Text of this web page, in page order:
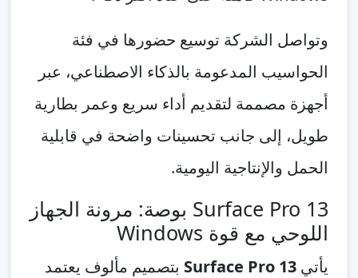
وتواصل الشركة توسيع حضورها في فئة
الحواسيب المدعومة بالذكاء الاصطناعي، عبر
أجهزة مصممة لتقديم أداء سريع وعمر بطارية
طويل، إلى جانب تحسينات واضحة في قابلية
الحمل والإنتاجية اليومية.
Surface Pro 13 بوصة: مرونة الجهاز
اللوحي مع قوة Windows
يأتي Surface Pro 13 بتصميم مألوف يعتمد